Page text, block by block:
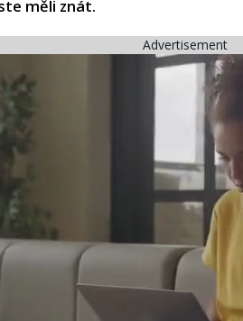
měli znát.​
Advertisement